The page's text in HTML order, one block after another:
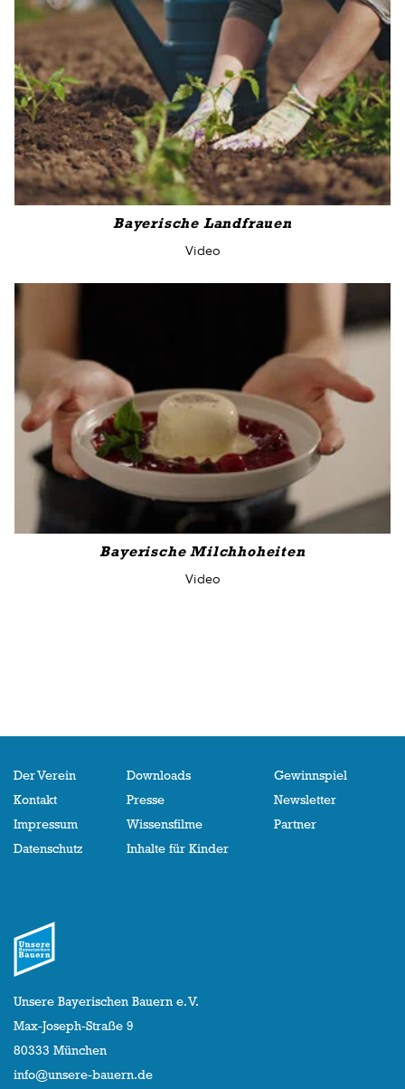
Bayerische Landfrauen
Video
Bayerische Milchhoheiten
Video
Der Verein
Kontakt
Impressum
Datenschutz
Downloads
Presse
Wissensfilme
Inhalte für Kinder
Gewinnspiel
Newsletter
Partner
Unsere Bayerischen Bauern e. V.
Max-Joseph-Straße 9
80333 München
info@unsere-bauern.de